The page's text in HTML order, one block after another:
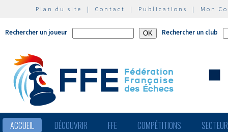
Plan du site | Contact | Publications | Mon
Rechercher un joueur Rechercher un club
ACCUEIL DÉCOUVRIR FFE COMPÉTITIONS